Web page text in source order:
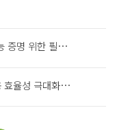
임상시험은 신약 안전성·효능 증명 위한 필수 절차 … 병원-시험참여자 - 제약업체 연결 종합 플랫폼 목표
올리브헬스케어, ”시간/비용 효율성 극대화로 신약개발 속도내겠다”